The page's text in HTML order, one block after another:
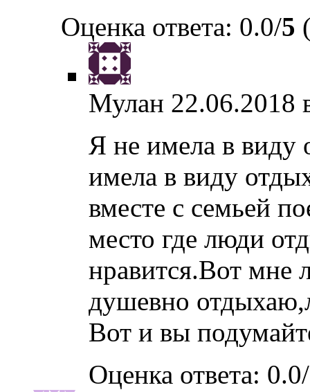
Оценка ответа: 0.0/5
Мулан 22.06.2018
Я не имела в виду
имела в виду
вместе с семьей
место где люди
нравится.Вот мне
душевно
Вот и вы
Оценка ответа: 0.0/